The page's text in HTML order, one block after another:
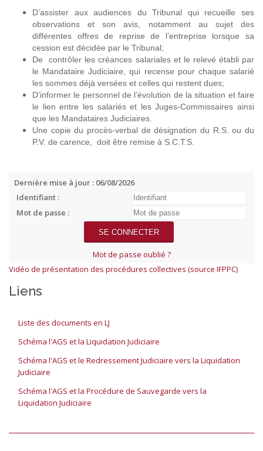
D’assister aux audiences du Tribunal qui recueille ses
observations et son avis, notamment au sujet des
différentes offres de reprise de l’entreprise lorsque sa
cession est décidée par le Tribunal;
De contrôler les créances salariales et le relevé établi par
le Mandataire Judiciaire, qui recense pour chaque salarié
les sommes déjà versées et celles qui restent dues;
D’informer le personnel de l’évolution de la situation et faire
le lien entre les salariés et les Juges-Commissaires ainsi
que les Mandataires Judiciaires.
Une copie du procès-verbal de désignation du R.S. ou du
P.V. de carence, doit être remise à S.C.T.S.
Dernière mise à jour : 06/08/2026
Identifiant :
Mot de passe :
Mot de passe oublié ?
Vidéo de présentation des procédures collectives (source IFPPC)
Liens
Liste des documents en LJ
Schéma l'AGS et la Liquidation Judiciaire
Schéma l'AGS et le Redressement Judiciaire vers la Liquidation
Judiciaire
Schéma l'AGS et la Procédure de Sauvegarde vers la
Liquidation Judiciaire